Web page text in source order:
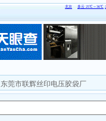
莞市联辉丝印电压胶袋厂